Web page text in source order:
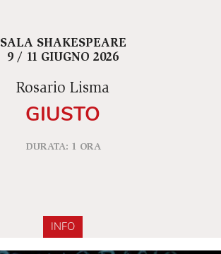
SALA SHAKESPEARE
9 / 11 GIUGNO 2026
Rosario Lisma
GIUSTO
DURATA: 1 ORA
INFO